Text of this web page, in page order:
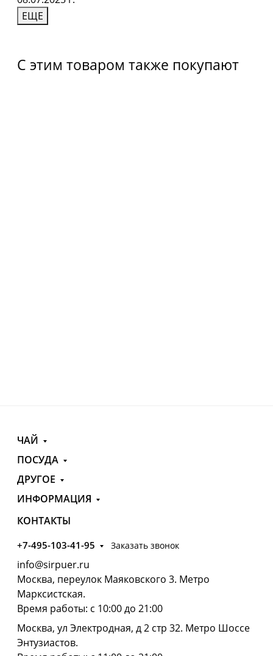
ЕЩЕ
С этим товаром также покупают
ЧАЙ
ПОСУДА
ДРУГОЕ
ИНФОРМАЦИЯ
КОНТАКТЫ
+7-495-103-41-95 Заказать звонок
info@sirpuer.ru
Москва, переулок Маяковского 3. Метро
Марксистская.
Время работы: с 10:00 до 21:00
Москва, ул Электродная, д 2 стр 32. Метро Шоссе
Энтузиастов.